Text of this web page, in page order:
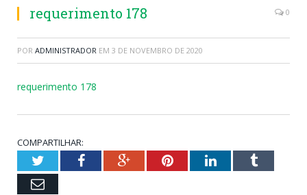
requerimento 178 0
POR ADMINISTRADOR EM 3 DE NOVEMBRO DE 2020
requerimento 178
COMPARTILHAR:
TwitterFacebookGoogle+PinterestLinkedInTumblr
Email